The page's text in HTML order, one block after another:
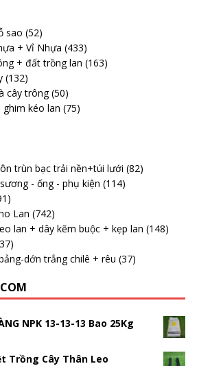
sao (52)
+ Vỉ Nhựa (433)
+ đất trồng lan (163)
(132)
cây trông (50)
ghim kéo lan (75)
trùn bạc trải nền+túi lưới (82)
- ống - phụ kiện (114)
Lan (742)
lan + dây kẽm buộc + kẹp lan (148)
dớn trắng chilê + rêu (37)
NPK 13-13-13 Bao 25Kg
Trồng Cây Thân Leo